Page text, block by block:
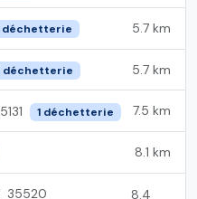
déchetterie 5.7 km
déchetterie 5.7 km
1 déchetterie 7.5 km
8.1 km
35520 8.4